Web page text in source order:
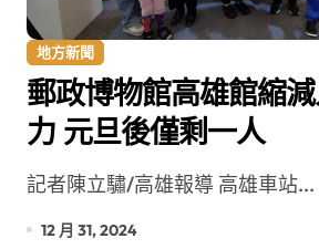
地方新聞
郵政博物館高雄館縮
力 元旦後僅剩一人
記者陳立驌/高雄報導 高雄車站...
12 月 31, 2024